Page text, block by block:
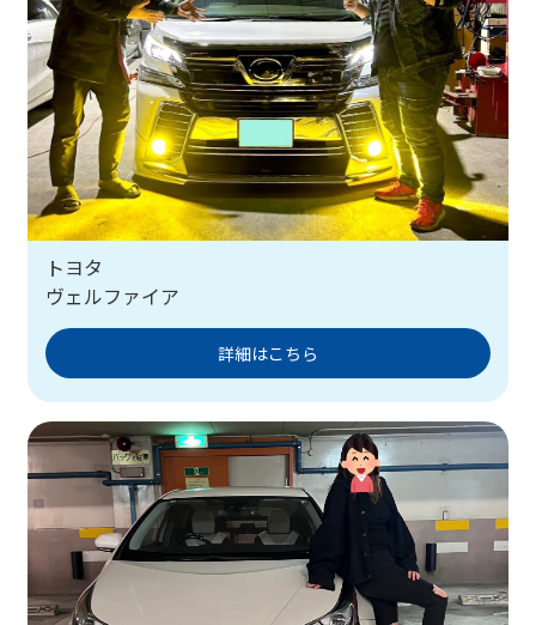
トヨタ
ヴェルファイア
詳細はこちら